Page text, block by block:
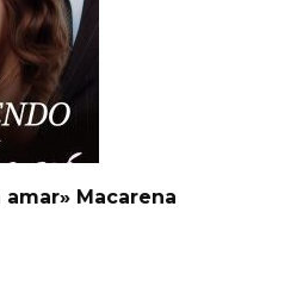
Macarena